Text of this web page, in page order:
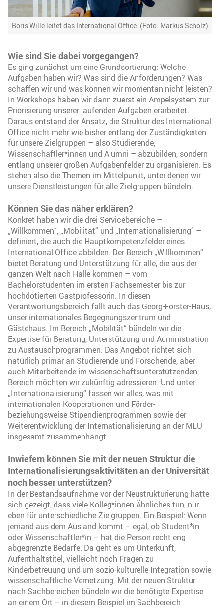
Boris Wille leitet das International Office. (Foto: Markus Scholz)
Wie sind Sie dabei vorgegangen?
Es ging zunächst um eine Grundsortierung: Welche
Aufgaben haben wir? Was sind die Anforderungen? Was
schaffen wir und was können wir momentan nicht leisten?
In Workshops haben wir dann zuerst ein Ampelsystem zur
Priorisierung unserer laufenden Aufgaben erarbeitet.
Daraus entstand der Ansatz, die Struktur des International
Office nicht mehr wie bisher entlang der Zuständigkeiten
für unsere Zielgruppen – also Studierende,
Wissenschaftler*innen und Alumni – abzubilden, sondern
entlang unserer großen Aufgabenfelder zu organisieren. Es
stehen also die Themen im Mittelpunkt, unter denen wir
unsere Dienstleistungen für alle Zielgruppen bündeln.
Können Sie das näher erklären?
Konkret haben wir die drei Servicebereiche –
„Willkommen“, „Mobilität“ und „Internationalisierung“ –
definiert, die auch die Hauptkompetenzfelder eines
International Office abbilden. Der Bereich „Willkommen“
bietet Beratung und Unterstützung für alle, die aus der
ganzen Welt nach Halle kommen – vom
Bachelorstudenten im ersten Fachsemester bis zur
hochdotierten Gastprofessorin. In diesen
Verantwortungsbereich fällt auch das Georg-Forster-Haus,
unser internationales Begegnungszentrum und
Gästehaus. Im Bereich „Mobilität“ bündeln wir die
Expertise für Beratung, Unterstützung und Administration
zu Austauschprogrammen. Das Angebot richtet sich
natürlich primär an Studierende und Forschende, aber
auch Mitarbeitende im wissenschaftsunterstützenden
Bereich möchten wir zukünftig adressieren. Und unter
„Internationalisierung“ fassen wir alles, was mit
internationalen Kooperationen und Förder-
beziehungsweise Stipendienprogrammen sowie der
Weiterentwicklung der Internationalisierung an der MLU
insgesamt zusammenhängt.
Inwiefern können Sie mit der neuen Struktur die
Internationalisierungsaktivitäten an der Universität
noch besser unterstützen?
In der Bestandsaufnahme vor der Neustrukturierung hatte
sich gezeigt, dass viele Kolleg*innen Ähnliches tun, nur
eben für unterschiedliche Zielgruppen. Ein Beispiel: Wenn
jemand aus dem Ausland kommt – egal, ob Student*in
oder Wissenschaftler*in – hat die Person recht eng
abgegrenzte Bedarfe. Da geht es um Unterkunft,
Aufenthaltstitel, vielleicht noch Fragen zu
Kinderbetreuung und um sozio-kulturelle Integration sowie
wissenschaftliche Vernetzung. Mit der neuen Struktur
nach Sachbereichen bündeln wir die benötigte Expertise
an einem Ort – in diesem Beispiel im Sachbereich